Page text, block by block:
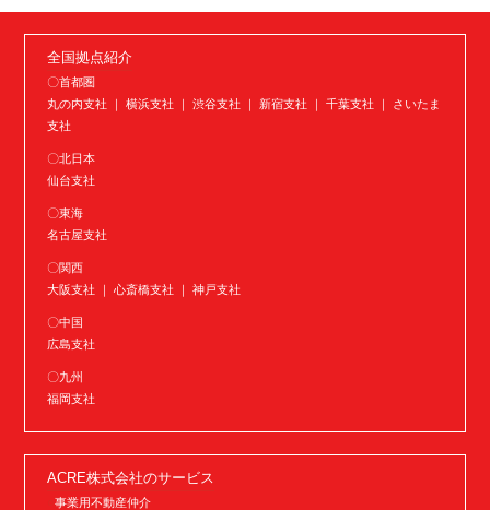
全国拠点紹介
〇首都圏
丸の内支社 ｜ 横浜支社 ｜ 渋谷支社 ｜ 新宿支社 ｜ 千葉支社 ｜ さいたま
支社
〇北日本
仙台支社
〇東海
名古屋支社
〇関西
大阪支社 ｜ 心斎橋支社 ｜ 神戸支社
〇中国
広島支社
〇九州
福岡支社
ACRE株式会社のサービス
事業用不動産仲介